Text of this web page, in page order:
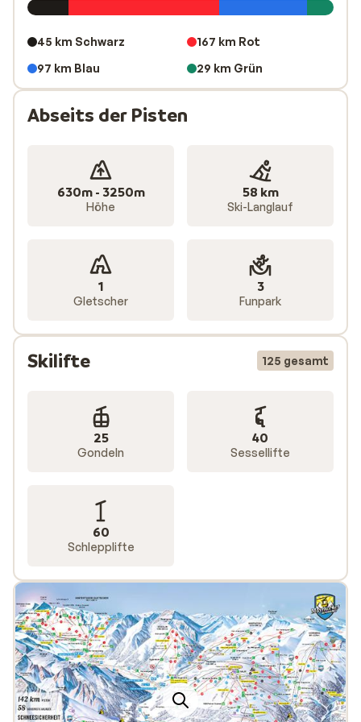
auf 3.250m bis nach Hintertux (1.500m). Die 12
Höhenunterschied von 1.750 Höhenmeter.
45 km Schwarz
167 km Rot
97 km Blau
29 km Grün
Abseits der Pisten
630m - 3250m
Höhe
58 km
Ski-Langlauf
1
Gletscher
3
Funpark
Skilifte 125 gesamt
25
Gondeln
40
Sessellifte
60
Schlepplifte